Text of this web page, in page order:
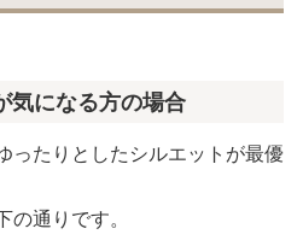
気になる方の場合
ったりとしたシルエットが最優
通りです。